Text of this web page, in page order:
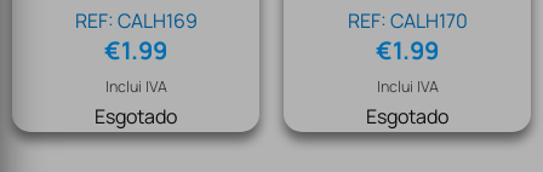
REF: CALH169
€1.99
Inclui IVA
Esgotado
REF: CALH170
€1.99
Inclui IVA
Esgotado